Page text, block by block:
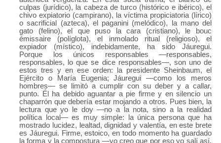
culpas (jurídico), la cabeza de turco (histórico e ibérico), el
chivo expiatorio (campirano), la víctima propiciatoria (lírico)
o sacrificial (azteca), el paganini (melódico), la mano del
gato (felino), el que puso la cara (cristiano), le bouc
émissaire (políglota), el inmolado ritual (religioso), el
expiador (místico), indebidamente, ha sido Jáuregui.
Porque los únicos responsables —responsables,
responsables, lo que se dice responsables—, son uno de
estos tres y en ese orden: la presidente Sheinbaum, el
Ejército o María Eugenia; Jáuregui —como los meros
hombres— se limitó a cumplir con su deber y a callar,
punto. Él ha debido aguantar a pie firme y en silencio un
chaparrón que debería estar mojando a otros. Pues bien, la
lectura que yo le doy —no a la nota, sino a la realidad
política local— es muy simple: la única persona que ha
mostrado lucidez, lealtad, dignidad y valentía, en este brete
es Jáuregui. Firme, estoico, en todo momento ha guardado
la forma y la compostura —yo creo que por eso yo salí así.